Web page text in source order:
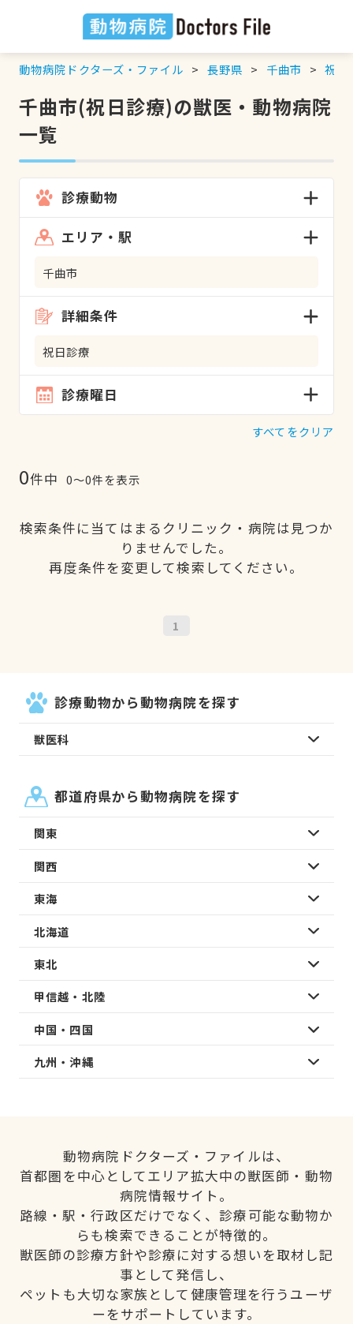
動物病院ドクターズ・ファイル 長野県 千曲市 祝日
千曲市(祝日診療)の獣医・動物病院
一覧
診療動物
エリア・駅
千曲市
詳細条件
祝日診療
診療曜日
すべてをクリア
0件中 0〜0件を表示
検索条件に当てはまるクリニック・病院は見つか
りませんでした。
再度条件を変更して検索してください。
1
診療動物から動物病院を探す
獣医科
都道府県から動物病院を探す
関東
関西
東海
北海道
東北
甲信越・北陸
中国・四国
九州・沖縄
動物病院ドクターズ・ファイルは、
首都圏を中心としてエリア拡大中の獣医師・動物
病院情報サイト。
路線・駅・行政区だけでなく、診療可能な動物か
らも検索できることが特徴的。
獣医師の診療方針や診療に対する想いを取材し記
事として発信し、
ペットも大切な家族として健康管理を行うユーザ
ーをサポートしています。